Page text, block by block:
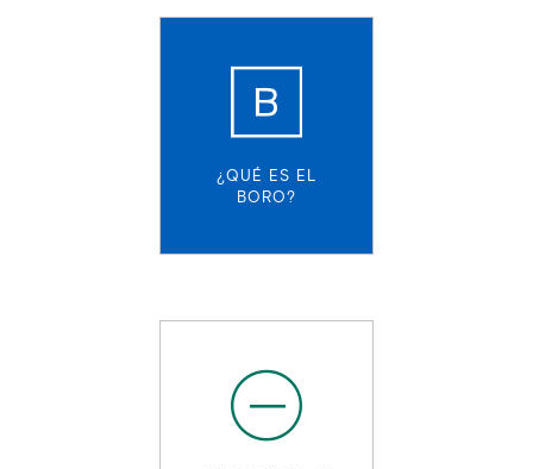
¿QUÉ ES EL
BORO?